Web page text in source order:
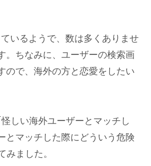
いるようで、数は多くありませ
。ちなみに、ユーザーの検索画
ので、海外の方と恋愛をしたい
しい海外ユーザーとマッチし
とマッチした際にどういう危険
ました。